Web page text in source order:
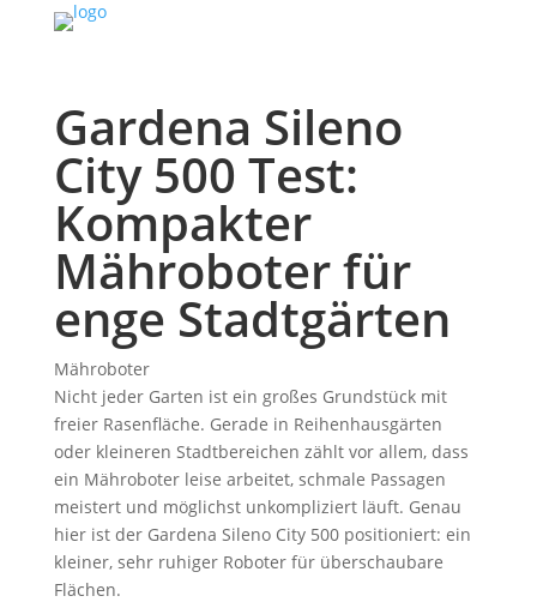
Gardena Sileno
City 500 Test:
Kompakter
Mähroboter für
enge Stadtgärten
Mähroboter
Nicht jeder Garten ist ein großes Grundstück mit
freier Rasenfläche. Gerade in Reihenhausgärten
oder kleineren Stadtbereichen zählt vor allem, dass
ein Mähroboter leise arbeitet, schmale Passagen
meistert und möglichst unkompliziert läuft. Genau
hier ist der Gardena Sileno City 500 positioniert: ein
kleiner, sehr ruhiger Roboter für überschaubare
Flächen.